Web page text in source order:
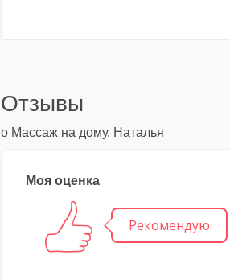
Отзывы
о Массаж на дому. Наталья
Моя оценка
Рекомендую